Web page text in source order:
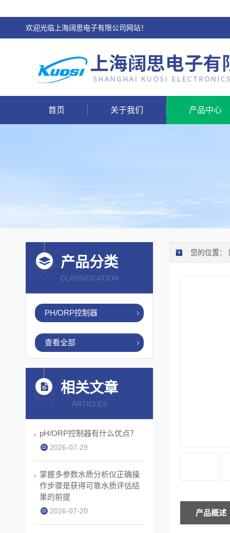
欢迎光临上海阔思电子有限公司网站！
首页 关于我们 产品中心
您的位置：
产品概述
产品分类
CLASSIFICATION
PH/ORP控制器
查看全部
相关文章
ARTICLES
pH/ORP控制器有什么优点？
2026-07-29
掌握多参数水质分析仪正确操
作步骤是获得可靠水质评估结
果的前提
2026-07-20